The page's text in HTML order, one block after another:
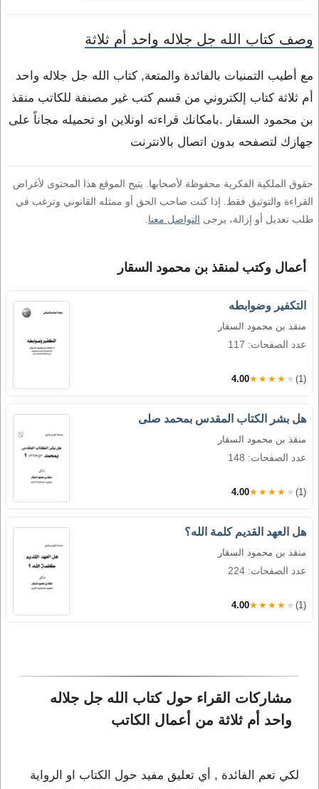
وصف كتاب الله جل جلاله واحد أم ثلاثة
مع أطيب التمنيات بالفائدة والمتعة, كتاب الله جل جلاله واحد
أم ثلاثة كتاب إلكتروني من قسم كتب غير مصنفة للكاتب منقذ
بن محمود السقار .بامكانك قراءته اونلاين او تحميله مجاناً على
جهازك لتصفحه بدون اتصال بالانترنت
حقوق الملكية الفكرية محفوظة لأصحابها. يتيح الموقع هذا المحتوى لأغراض
القراءة والتوثيق فقط. إذا كنت صاحب الحق أو ممثله القانوني وترغب في
طلب تعديل أو إزالة، يرجى التواصل معنا
أعمال وكتب لمنقذ بن محمود السقار
التكفير وضوابطه
منقذ بن محمود السقار
عدد الصفحات: 117
4.00★★★★★ (1)
هل بشر الكتاب المقدس بمحمد صلى
منقذ بن محمود السقار
عدد الصفحات: 148
4.00★★★★★ (1)
هل العهد القديم كلمة الله؟
منقذ بن محمود السقار
عدد الصفحات: 224
4.00★★★★★ (1)
مشاركات القراء حول كتاب الله جل جلاله
واحد أم ثلاثة من أعمال الكاتب
لكي تعم الفائدة , أي تعليق مفيد حول الكتاب او الرواية